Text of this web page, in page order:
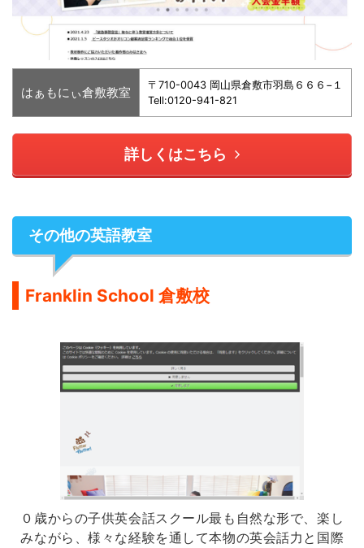
はぁもにぃ倉敷教室
〒710-0043 岡山県倉敷市羽島６６６−１
Tell:0120-941-821
詳しくはこちら
その他の英語教室
Franklin School 倉敷校
０歳からの子供英会話スクール最も自然な形で、楽し
みながら、様々な経験を通して本物の英会話力と国際